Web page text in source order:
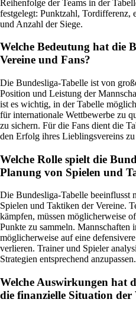
Reihenfolge der Teams in der
festgelegt: Punktzahl, Tordifferenz,
und Anzahl der Siege.
Welche Bedeutung hat die
Vereine und Fans?
Die Bundesliga-Tabelle ist von
Position und Leistung der
ist es wichtig, in der Tabelle
für internationale Wettbewerbe zu
zu sichern. Für die Fans dient die
den Erfolg ihres Lieblingsvereins
Welche Rolle spielt die
Planung von Spielen und
Die Bundesliga-Tabelle beeinflusst
Spielen und Taktiken der Vereine.
kämpfen, müssen möglicherweise
Punkte zu sammeln. Mannschaften
möglicherweise auf eine
verlieren. Trainer und Spieler
Strategien entsprechend anzupassen.
Welche Auswirkungen hat
die finanzielle Situation der